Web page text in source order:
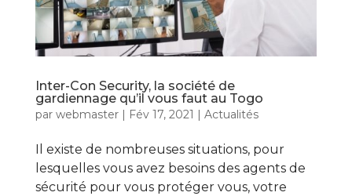
Inter-Con Security, la société de
gardiennage qu’il vous faut au Togo
par webmaster| Fév 17, 2021 | Actualités
Il existe de nombreuses situations, pour
lesquelles vous avez besoins des agents de
sécurité pour vous protéger vous, votre